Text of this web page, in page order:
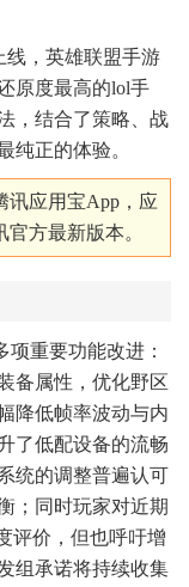
线，英雄联盟手游
原度最高的lol手
，结合了策略、战
纯正的体验。
讯应用宝App，应
方最新版本。
项重要功能改进：
备属性，优化野区
降低帧率波动与内
了低配设备的流畅
统的调整普遍认可
；同时玩家对近期
评价，但也呼吁增
组承诺将持续收集